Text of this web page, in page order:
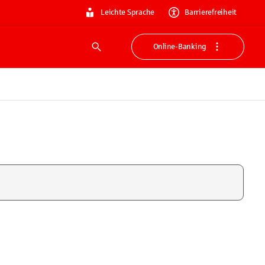
Leichte Sprache Barrierefreiheit
Suche
Online-Banking